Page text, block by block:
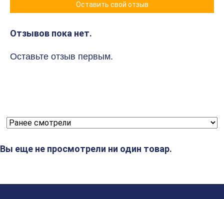
Оставить свой отзыв
Отзывов пока нет.
Оставьте отзыв первым.
Вы еще не просмотрели ни один товар.